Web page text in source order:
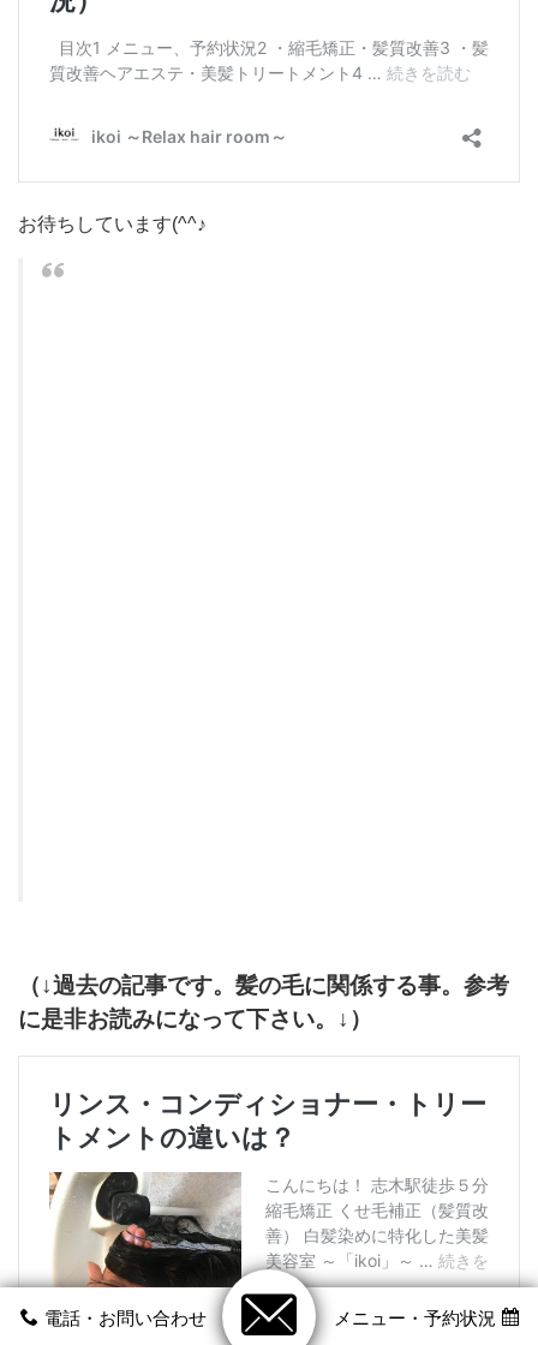
電話・お問い合わせ メニュー・予約状況
お待ちしています(^^♪
（↓過去の記事です。髪の毛に関係する事。参考
に是非お読みになって下さい。↓）